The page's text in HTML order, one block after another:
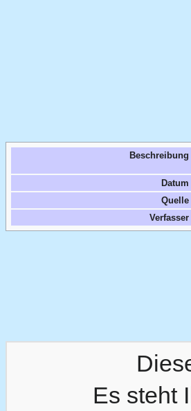
Beschreibung
Datum
Quelle
Verfasser
Es steht